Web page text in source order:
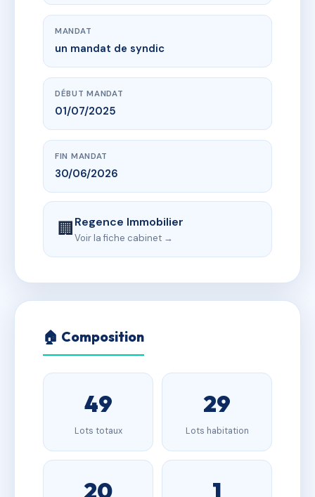
MANDAT
un mandat de syndic
DÉBUT MANDAT
01/07/2025
FIN MANDAT
30/06/2026
🏢Regence Immobilier
Voir la fiche cabinet →
🏠 Composition
49
Lots totaux
29
Lots habitation
20 1